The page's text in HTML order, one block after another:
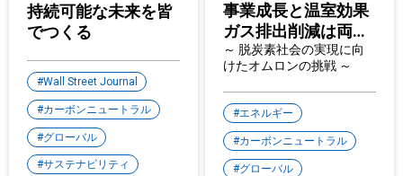
持続可能な未来を皆
でつくる
Wall Street Journal
カーボンニュートラル
グローバル
サステナビリティ
事業成長と温室効果
ガス排出削減は両立
するのか？
～ 脱炭素社会の実現に向
けたオムロンの挑戦 ～
エネルギー
カーボンニュートラル
グローバル